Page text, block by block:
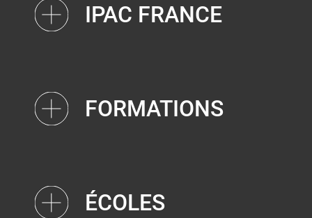
IPAC FRANCE
FORMATIONS
ÉCOLES